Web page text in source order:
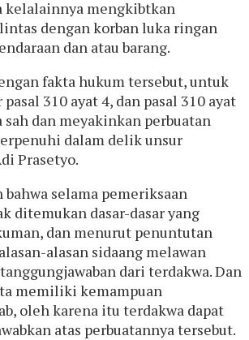
kelalainnya mengkibtkan
dengan korban luka ringan
dan atau barang.
fakta hukum tersebut, untuk
310 ayat 4, dan pasal 310 ayat
dan meyakinkan perbuatan
dalam delik unsur
Prasetyo.
selama pemeriksaan
ditemukan dasar-dasar yang
dan menurut penuntutan
alasan sidaang melawan
dari terdakwa. Dan
memiliki kemampuan
oleh karena itu terdakwa dapat
atas perbuatannya tersebut.